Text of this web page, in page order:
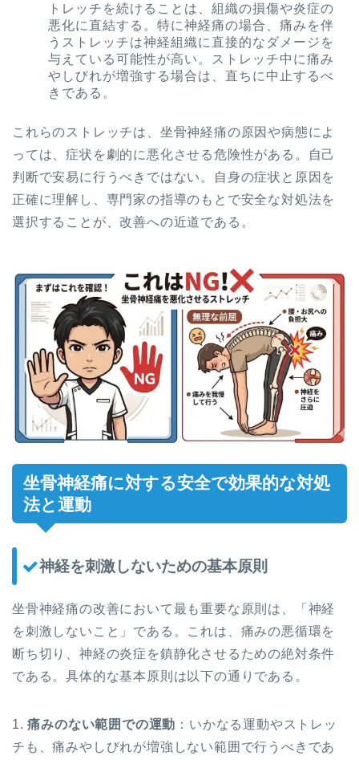
トレッチを続けることは、組織の損傷や炎症の
悪化に直結する。特に神経痛の場合、痛みを伴
うストレッチは神経組織に直接的なダメージを
与えている可能性が高い。ストレッチ中に痛み
やしびれが増強する場合は、直ちに中止するべ
きである。
これらのストレッチは、坐骨神経痛の原因や病態によ
っては、症状を劇的に悪化させる危険性がある。自己
判断で安易に行うべきではない。自身の症状と原因を
正確に理解し、専門家の指導のもとで安全な対処法を
選択することが、改善への近道である。
坐骨神経痛に対する安全で効果的な対処
法と運動
神経を刺激しないための基本原則
坐骨神経痛の改善において最も重要な原則は、「神経
を刺激しないこと」である。これは、痛みの悪循環を
断ち切り、神経の炎症を鎮静化させるための絶対条件
である。具体的な基本原則は以下の通りである。
1.痛みのない範囲での運動 ：いかなる運動やストレッ
チも、痛みやしびれが増強しない範囲で行うべきであ